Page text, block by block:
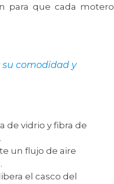
para que cada motero
su comodidad y
de vidrio y fibra de
un flujo de aire
el casco del